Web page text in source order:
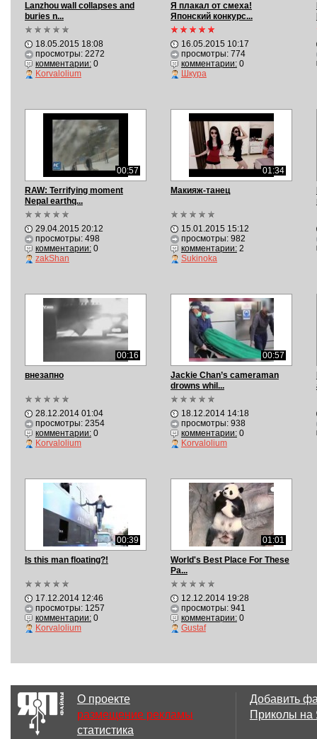
Lanzhou wall collapses and
buries n...
18.05.2015 18:08
просмотры: 2272
комментарии:0
Korvalolium
Я плакал от смеха!
Японский конкурс...
16.05.2015 10:17
просмотры: 774
комментарии:0
Шкура
00:57
RAW: Terrifying moment
Nepal earthq...
29.04.2015 20:12
просмотры: 498
комментарии:0
zakShan
01:34
Макияж-танец
15.01.2015 15:12
просмотры: 982
комментарии:2
Sukinoka
00:16
внезапно
28.12.2014 01:04
просмотры: 2354
комментарии:0
Korvalolium
00:57
Jackie Chan’s cameraman
drowns whil...
18.12.2014 14:18
просмотры: 938
комментарии:0
Korvalolium
00:39
Is this man floating?!
17.12.2014 12:46
просмотры: 1257
комментарии:0
Korvalolium
01:01
World's Best Place For These
Pa...
12.12.2014 19:28
просмотры: 941
комментарии:0
Gustaf
О проекте
размещение рекламы
статистика
Добавить
Приколы